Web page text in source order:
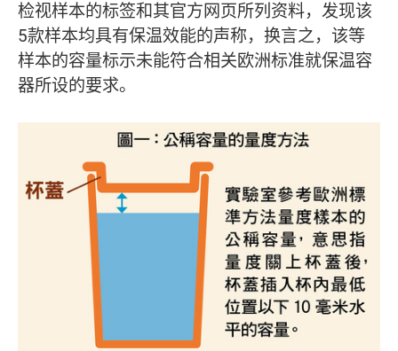
检视样本的标签和其官方网页所列资料，发现该
5款样本均具有保温效能的声称，换言之，该等
样本的容量标示未能符合相关欧洲标准就保温容
器所设的要求。